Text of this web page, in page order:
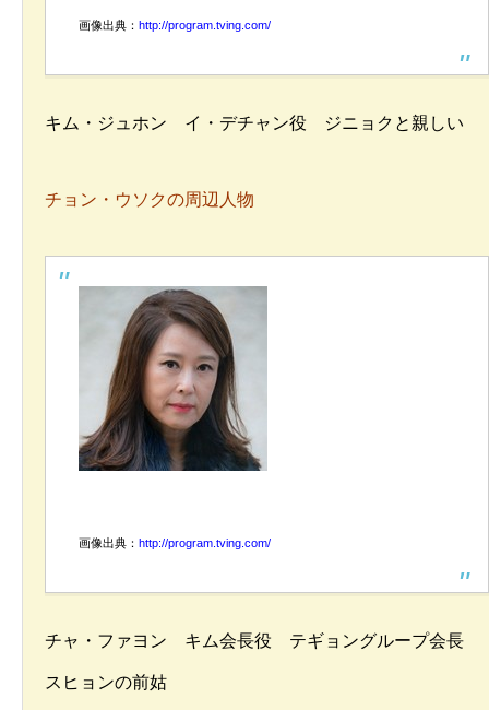
画像出典： http://program.tving.com/
キム・ジュホン イ・デチャン役 ジニョクと親しい
チョン・ウソクの周辺人物
画像出典： http://program.tving.com/
チャ・ファヨン キム会長役 テギョングループ会長
スヒョンの前姑